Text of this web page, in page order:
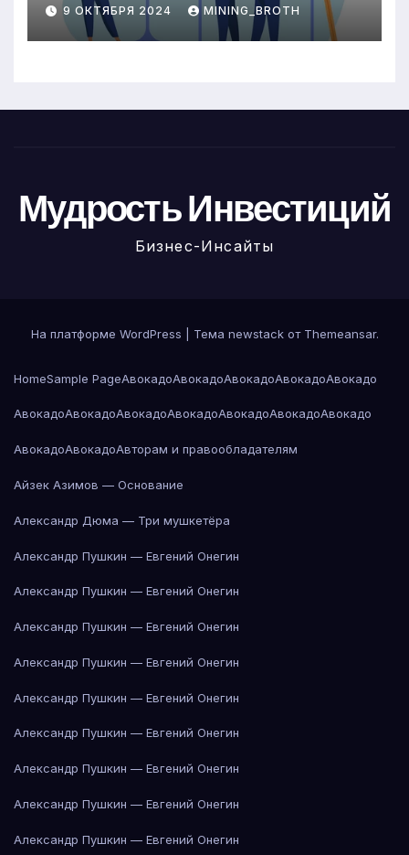
9 ОКТЯБРЯ 2024 MINING_BROTH
Мудрость Инвестиций
Бизнес-Инсайты
На платформе WordPress Тема newstack от Themeansar.
HomeSample PageАвокадоАвокадоАвокадоАвокадоАвокадо
АвокадоАвокадоАвокадоАвокадоАвокадоАвокадоАвокадо
АвокадоАвокадоАвторам и правообладателям
Айзек Азимов — Основание
Александр Дюма — Три мушкетёра
Александр Пушкин — Евгений Онегин
Александр Пушкин — Евгений Онегин
Александр Пушкин — Евгений Онегин
Александр Пушкин — Евгений Онегин
Александр Пушкин — Евгений Онегин
Александр Пушкин — Евгений Онегин
Александр Пушкин — Евгений Онегин
Александр Пушкин — Евгений Онегин
Александр Пушкин — Евгений Онегин